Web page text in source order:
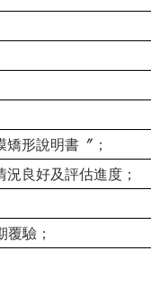
形說明書〞；
良好及評估進度；
驗；